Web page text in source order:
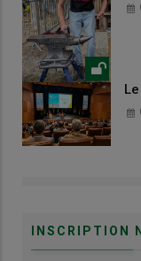
INSCRIPTION